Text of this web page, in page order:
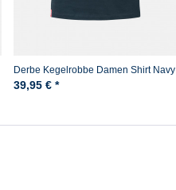
Derbe Kegelrobbe Damen Shirt Navy
Dunkelblau
39,95 € *